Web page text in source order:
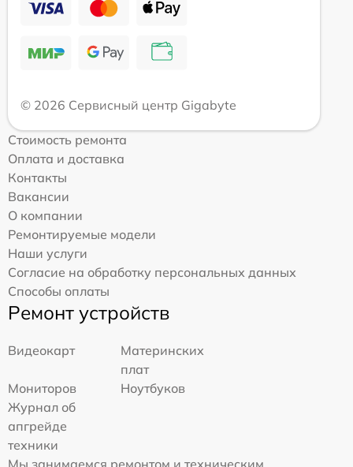
© 2026 Сервисный центр Gigabyte
Стоимость ремонта
Оплата и доставка
Контакты
Вакансии
О компании
Ремонтируемые модели
Наши услуги
Согласие на обработку персональных данных
Способы оплаты
Ремонт устройств
Видеокарт
Материнских
плат
Мониторов
Ноутбуков
Журнал об
апгрейде
техники